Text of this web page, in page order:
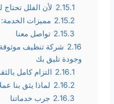
2.15.1 لأن الفلل
2.15.2 مميزات الخدمة:
2.15.3 تواصل معنا
2.16 شركة تنظيف
وجودة تليق بك
2.16.1 التزام كامل
2.16.2 لماذا يثق بنا
2.16.3 جرب خدماتنا